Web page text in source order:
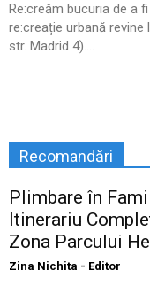
Re:creăm bucuria de a
re:creație urbană
str. Madrid 4)....
Recomandări
Plimbare în
Itinerariu
Zona Parcului
Zina Nichita - Editor